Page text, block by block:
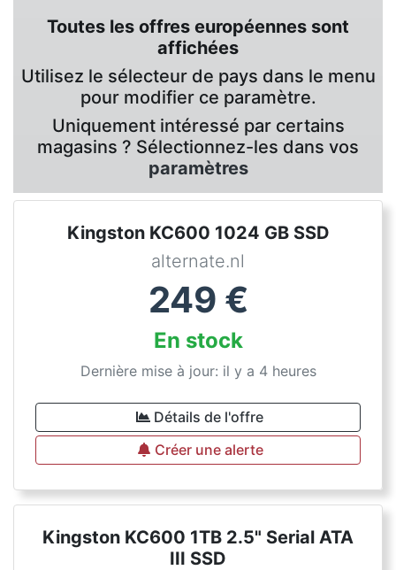
Toutes les offres européennes sont
affichées
Utilisez le sélecteur de pays dans le menu
pour modifier ce paramètre.
Uniquement intéressé par certains
magasins ? Sélectionnez-les dans vos
paramètres
Kingston KC600 1024 GB SSD
alternate.nl
249 €
En stock
Dernière mise à jour: il y a 4 heures
Détails de l'offre
Créer une alerte
Kingston KC600 1TB 2.5" Serial ATA
III SSD